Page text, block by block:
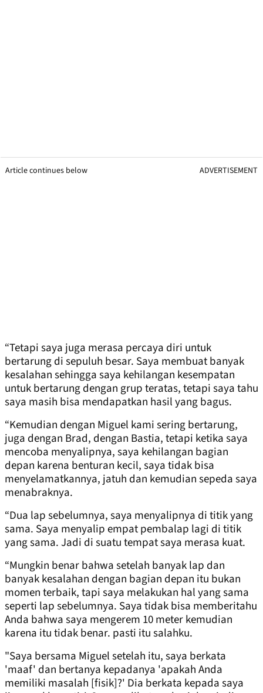
Article continues below ADVERTISEMENT
“Tetapi saya juga merasa percaya diri untuk
bertarung di sepuluh besar. Saya membuat banyak
kesalahan sehingga saya kehilangan kesempatan
untuk bertarung dengan grup teratas, tetapi saya tahu
saya masih bisa mendapatkan hasil yang bagus.
“Kemudian dengan Miguel kami sering bertarung,
juga dengan Brad, dengan Bastia, tetapi ketika saya
mencoba menyalipnya, saya kehilangan bagian
depan karena benturan kecil, saya tidak bisa
menyelamatkannya, jatuh dan kemudian sepeda saya
menabraknya.
“Dua lap sebelumnya, saya menyalipnya di titik yang
sama. Saya menyalip empat pembalap lagi di titik
yang sama. Jadi di suatu tempat saya merasa kuat.
“Mungkin benar bahwa setelah banyak lap dan
banyak kesalahan dengan bagian depan itu bukan
momen terbaik, tapi saya melakukan hal yang sama
seperti lap sebelumnya. Saya tidak bisa memberitahu
Anda bahwa saya mengerem 10 meter kemudian
karena itu tidak benar. pasti itu salahku.
"Saya bersama Miguel setelah itu, saya berkata
'maaf' dan bertanya kepadanya 'apakah Anda
memiliki masalah [fisik]?' Dia berkata kepada saya